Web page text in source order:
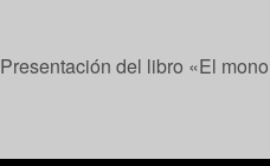
Presentación del libro «El